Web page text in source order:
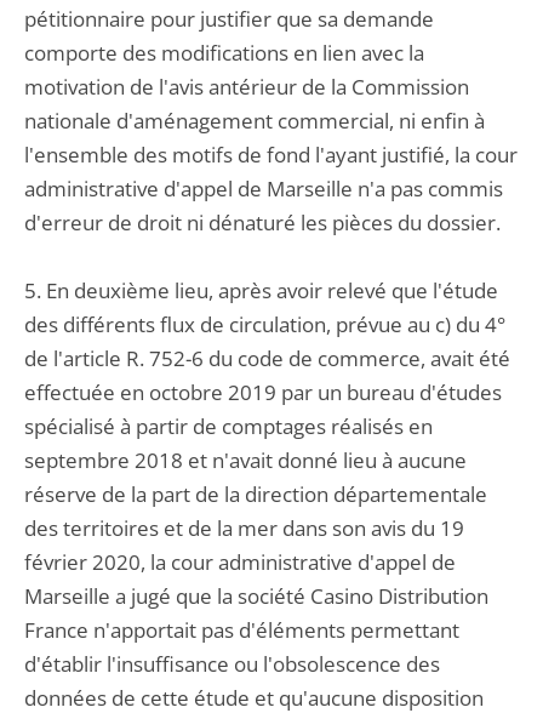
pétitionnaire pour justifier que sa demande
comporte des modifications en lien avec la
motivation de l'avis antérieur de la Commission
nationale d'aménagement commercial, ni enfin à
l'ensemble des motifs de fond l'ayant justifié, la cour
administrative d'appel de Marseille n'a pas commis
d'erreur de droit ni dénaturé les pièces du dossier.
5. En deuxième lieu, après avoir relevé que l'étude
des différents flux de circulation, prévue au c) du 4°
de l'article R. 752-6 du code de commerce, avait été
effectuée en octobre 2019 par un bureau d'études
spécialisé à partir de comptages réalisés en
septembre 2018 et n'avait donné lieu à aucune
réserve de la part de la direction départementale
des territoires et de la mer dans son avis du 19
février 2020, la cour administrative d'appel de
Marseille a jugé que la société Casino Distribution
France n'apportait pas d'éléments permettant
d'établir l'insuffisance ou l'obsolescence des
données de cette étude et qu'aucune disposition